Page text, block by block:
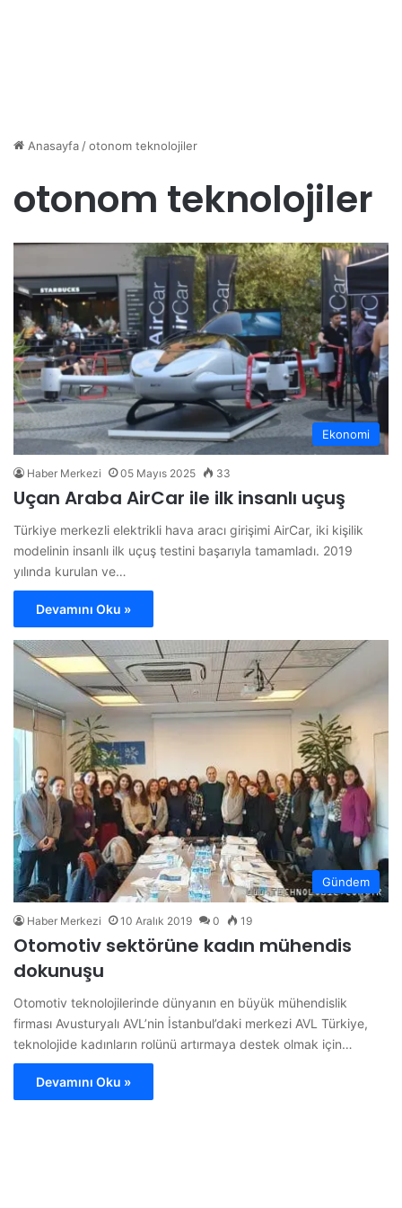
Anasayfa/otonom teknolojiler
otonom teknolojiler
Ekonomi
Haber Merkezi 05 Mayıs 2025 33
Uçan Araba AirCar ile ilk insanlı uçuş
Türkiye merkezli elektrikli hava aracı girişimi AirCar, iki kişilik
modelinin insanlı ilk uçuş testini başarıyla tamamladı. 2019
yılında kurulan ve…
Devamını Oku »
Gündem
Haber Merkezi 10 Aralık 2019 0 19
Otomotiv sektörüne kadın mühendis
dokunuşu
Otomotiv teknolojilerinde dünyanın en büyük mühendislik
firması Avusturyalı AVL’nin İstanbul’daki merkezi AVL Türkiye,
teknolojide kadınların rolünü artırmaya destek olmak için…
Devamını Oku »